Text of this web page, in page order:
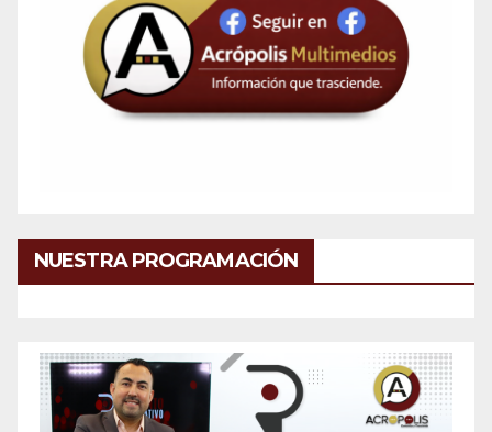
NUESTRA PROGRAMACIÓN